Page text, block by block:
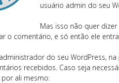
usuário admin do seu
Mas isso não quer
o comentário, e só então ele
do seu WordPress,
recebidos. Caso seja
ali mesmo: